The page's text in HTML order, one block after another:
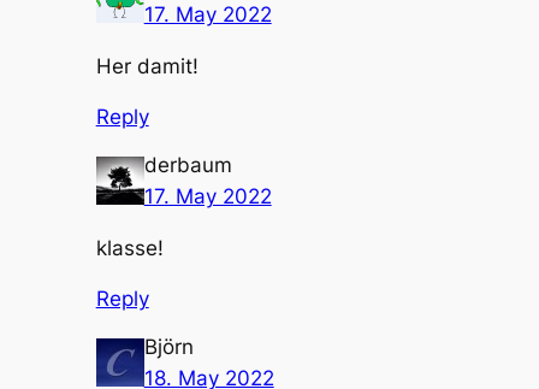
17. May 2022
Her damit!
Reply
derbaum
17. May 2022
klasse!
Reply
Björn
18. May 2022